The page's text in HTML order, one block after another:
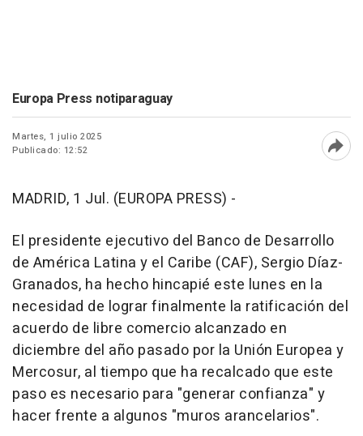
Europa Press notiparaguay
Martes, 1 julio 2025
Publicado: 12:52
MADRID, 1 Jul. (EUROPA PRESS) -
El presidente ejecutivo del Banco de Desarrollo
de América Latina y el Caribe (CAF), Sergio Díaz-
Granados, ha hecho hincapié este lunes en la
necesidad de lograr finalmente la ratificación del
acuerdo de libre comercio alcanzado en
diciembre del año pasado por la Unión Europea y
Mercosur, al tiempo que ha recalcado que este
paso es necesario para "generar confianza" y
hacer frente a algunos "muros arancelarios".